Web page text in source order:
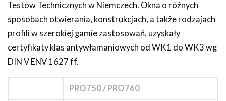
Testów Technicznych w Niemczech. Okna o różnych
sposobach otwierania, konstrukcjach, a także rodzajach
profili w szerokiej gamie zastosowań, uzyskały
certyfikaty klas antywłamaniowych od WK1 do WK3 wg
DIN V ENV 1627 ff.
PRO750 / PRO760